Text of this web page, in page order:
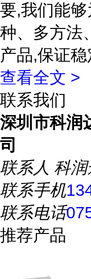
要,我们能
种、多方法
产品,保证
查看全文 >
联系我们
深圳市科润
司
联系人 科
联系手机
联系电话
推荐产品